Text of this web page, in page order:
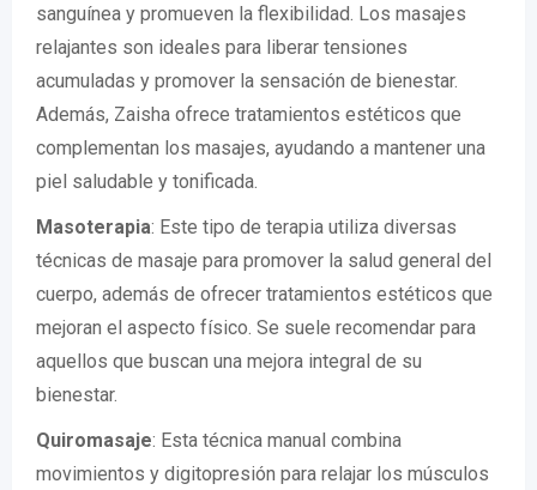
sanguínea y promueven la flexibilidad. Los masajes
relajantes son ideales para liberar tensiones
acumuladas y promover la sensación de bienestar.
Además, Zaisha ofrece tratamientos estéticos que
complementan los masajes, ayudando a mantener una
piel saludable y tonificada.
Masoterapia: Este tipo de terapia utiliza diversas
técnicas de masaje para promover la salud general del
cuerpo, además de ofrecer tratamientos estéticos que
mejoran el aspecto físico. Se suele recomendar para
aquellos que buscan una mejora integral de su
bienestar.
Quiromasaje: Esta técnica manual combina
movimientos y digitopresión para relajar los músculos